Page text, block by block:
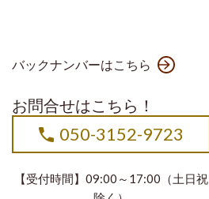
バックナンバーはこちら
お問合せはこちら！
050-3152-9723
【受付時間】09:00～17:00（土日祝